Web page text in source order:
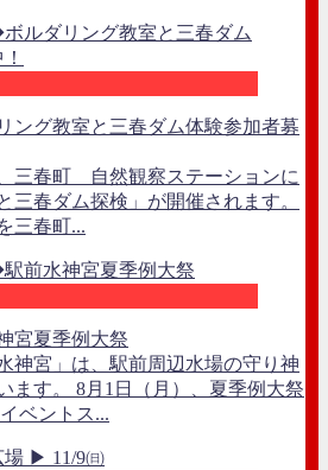
ング教室と三春ダム体験参加者募
三春町 自然観察ステーションに
三春ダム探検」が開催されます。
三春町...
宮夏季例大祭
神宮」は、駅前周辺水場の守り神
ます。 8月1日（月）、夏季例大祭
ベントス...